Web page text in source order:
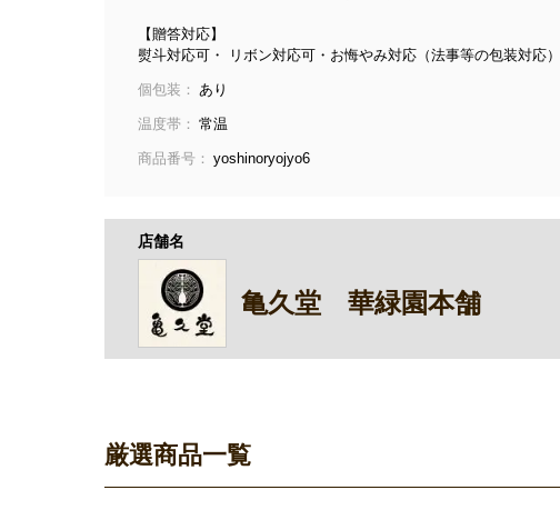
【贈答対応】
熨斗対応可・ リボン対応可・お悔やみ対応（法事等の包装対応
個包装： あり
温度帯： 常温
商品番号： yoshinoryojyo6
店舗名
亀久堂 華緑園本舗
厳選商品一覧